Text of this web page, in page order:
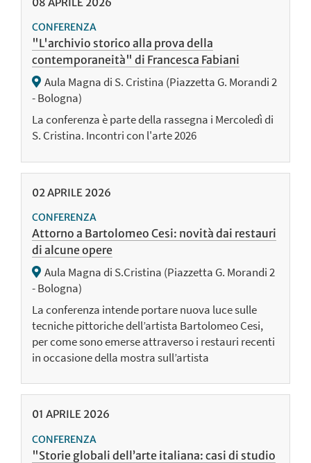
CONFERENZA
"L'archivio storico alla prova della
contemporaneità" di Francesca Fabiani
Aula Magna di S. Cristina (Piazzetta G. Morandi 2
- Bologna)
La conferenza è parte della rassegna i Mercoledì di
S. Cristina. Incontri con l'arte 2026
02APRILE 2026
CONFERENZA
Attorno a Bartolomeo Cesi: novità dai restauri
di alcune opere
Aula Magna di S.Cristina (Piazzetta G. Morandi 2
- Bologna)
La conferenza intende portare nuova luce sulle
tecniche pittoriche dell’artista Bartolomeo Cesi,
per come sono emerse attraverso i restauri recenti
in occasione della mostra sull’artista
01 APRILE 2026
CONFERENZA
"Storie globali dell’arte italiana: casi di studio